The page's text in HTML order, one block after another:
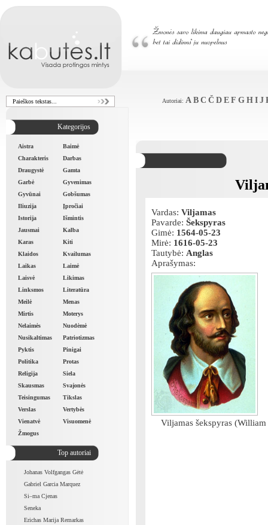
Autoriai: A B C Č D E F G H I J
Kategorijos
Aistra
Baimė
Charakteris
Darbas
Draugystė
Gamta
Garbė
Gyvenimas
Gyvūnai
Gobšumas
Iliuzija
Įpročiai
Istorija
Išmintis
Jausmai
Kalba
Karas
Kiti
Klaidos
Kvailumas
Laikas
Laimė
Laisvė
Likimas
Linksmos
Literatūra
Meilė
Menas
Mirtis
Moterys
Nelaimės
Nuodėmė
Nusikaltimas
Patriotizmas
Pyktis
Pinigai
Politika
Protas
Religija
Siela
Skausmas
Svajonės
Teisingumas
Tikslas
Verslas
Vertybės
Vienatvė
Visuomenė
Žmogus
Top autoriai
Johanas Volfgangas Gėtė
Gabriel Garcia Marquez
Si–ma Cjenas
Seneka
Erichas Marija Remarkas
Vardas: Viljamas
Pavarde: Šekspyras
Gimė: 1564-05-23
Mirė: 1616-05-23
Tautybė: Anglas
Aprašymas:
Viljamas šekspyras (William